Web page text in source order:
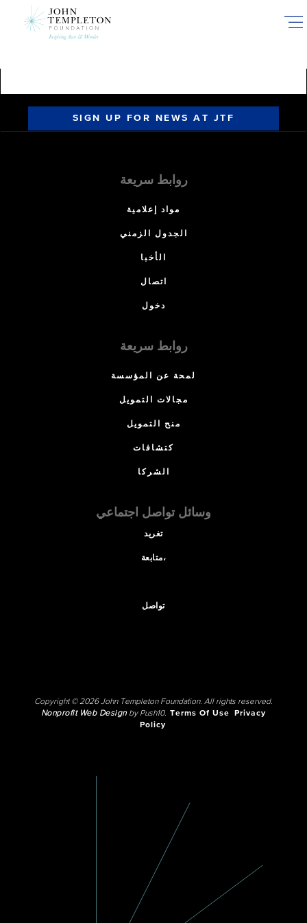
SIGN UP FOR NEWS AT JTF
روابط سريعة
مواد إعلامية
الجدول الزمني
الأخبا
اتصال
دخول
روابط سريعة
لمحة عن المؤسسة
مجالات التمويل
منح التمويل
كتشافات
الشركا
وسائل تواصل اجتماعي
تغريد
متابعة،
تواصل
Copyright © 2026 John Templeton Foundation. All rights reserved.
Nonprofit Web Designby Push10. Terms Of Use
Privacy
Policy